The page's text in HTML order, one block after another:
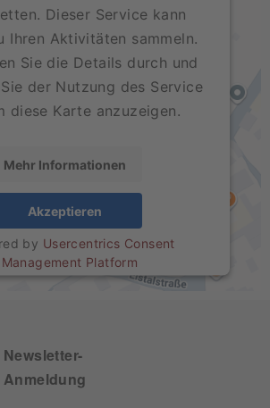
Dieser Service kann
Ihren Aktivitäten sammeln.
Sie die Details durch und
der Nutzung des Service
diese Karte anzuzeigen.
Mehr Informationen
Akzeptieren
by Usercentrics Consent
Management Platform
Newsletter-
Anmeldung